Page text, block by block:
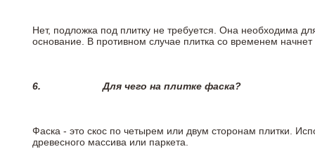
Нет, подложка под плитку не требуется. Она необходима
основание. В противном случае плитка со временем
6.Для чего на плитке фаска?
Фаска - это скос по четырем или двум сторонам плитки.
древесного массива или паркета.